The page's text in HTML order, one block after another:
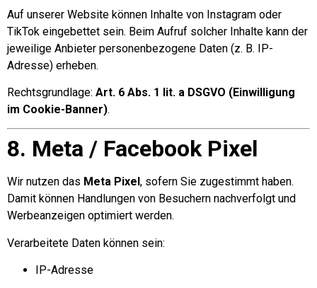
Auf unserer Website können Inhalte von Instagram oder
TikTok eingebettet sein. Beim Aufruf solcher Inhalte kann der
jeweilige Anbieter personenbezogene Daten (z. B. IP-
Adresse) erheben.
Rechtsgrundlage: Art. 6 Abs. 1 lit. a DSGVO (Einwilligung
im Cookie-Banner).
8. Meta / Facebook Pixel
Wir nutzen das Meta Pixel , sofern Sie zugestimmt haben.
Damit können Handlungen von Besuchern nachverfolgt und
Werbeanzeigen optimiert werden.
Verarbeitete Daten können sein:
IP-Adresse